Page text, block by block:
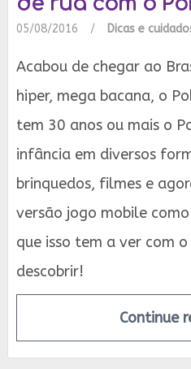
05/08/2016 / Dicas e
Acabou de chegar ao
hiper, mega bacana, o
tem 30 anos ou mais o
infância em diversos
brinquedos, filmes e
versão jogo mobile
que isso tem a ver com
descobrir!
Continue